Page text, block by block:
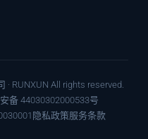
RUNXUN All rights reserved.
备 44030302000533号
隐私政策服务条款